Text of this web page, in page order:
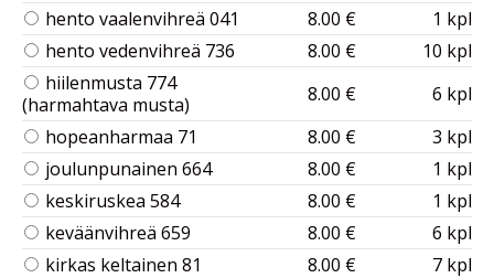
hento vaalenvihreä 041
8.00 €
1 kpl
hento vedenvihreä 736
8.00 €
10 kpl
hiilenmusta 774
(harmahtava musta)
8.00 €
6 kpl
hopeanharmaa 71
8.00 €
3 kpl
joulunpunainen 664
8.00 €
1 kpl
keskiruskea 584
8.00 €
1 kpl
keväänvihreä 659
8.00 €
6 kpl
kirkas keltainen 81
8.00 €
7 kpl